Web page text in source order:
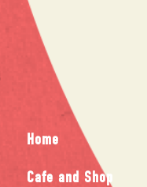
Home
Cafe and Shop